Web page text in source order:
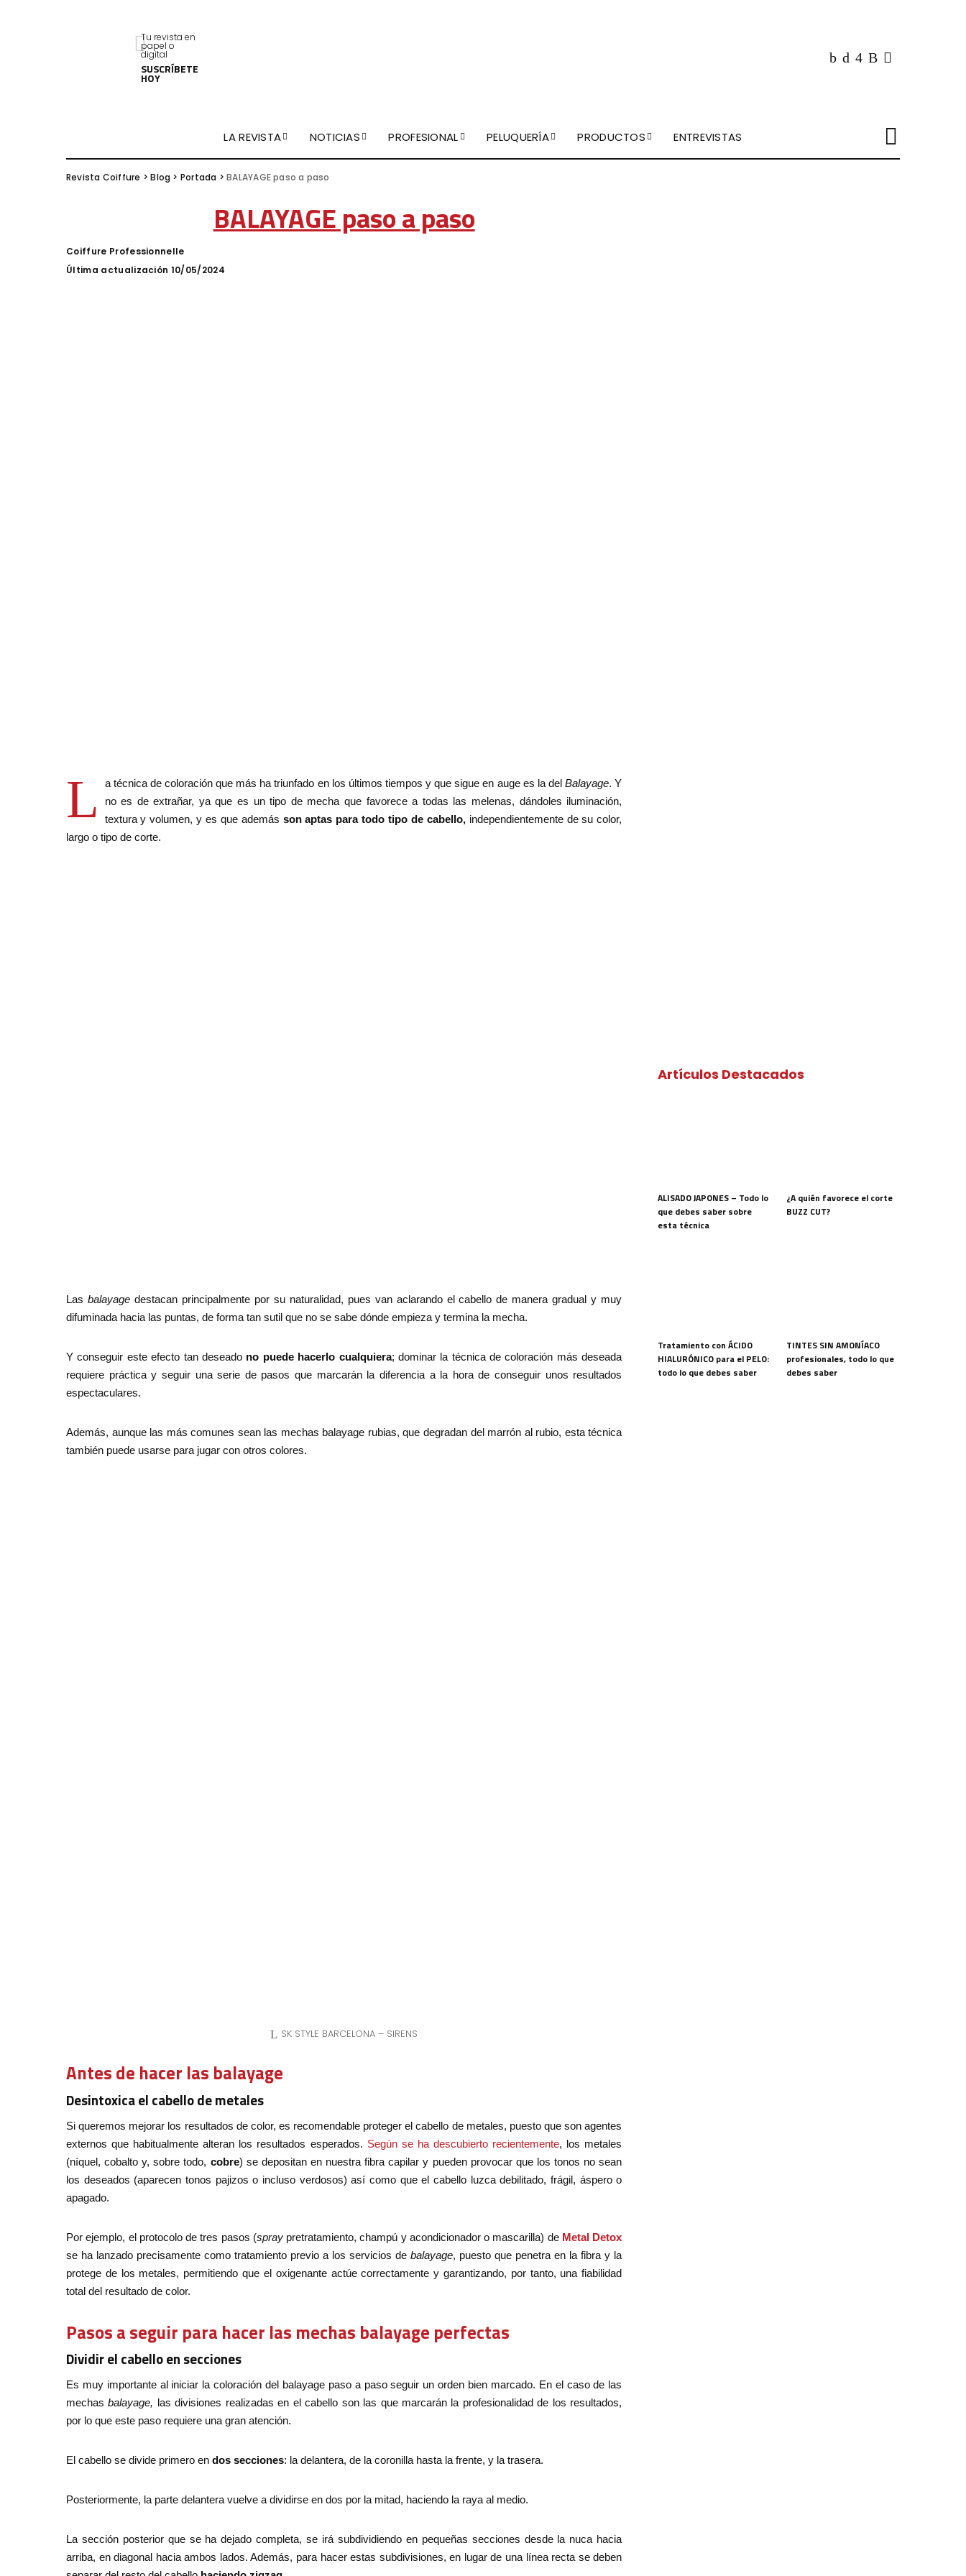
Tu revista en
papel o
digital
SUSCRÍBETE
HOY
LA REVISTA NOTICIAS PROFESIONAL PELUQUERÍA PRODUCTOS ENTREVISTAS
Revista Coiffure >Blog > Portada >BALAYAGE paso a paso
BALAYAGE paso a paso
Posted
by
Coiffure Professionnelle
Última actualización 10/05/2024
L a técnica de coloración que más ha triunfado en los últimos tiempos y que sigue en auge es la delBalayage. Y
no es de extrañar, ya que es un tipo de mecha que favorece a todas las melenas, dándoles iluminación,
textura y volumen, y es que además son aptas para todo tipo de cabello,independientemente de su color,
largo o tipo de corte.
Las balayage destacan principalmente por su naturalidad, pues van aclarando el cabello de manera gradual y muy
difuminada hacia las puntas, de forma tan sutil que no se sabe dónde empieza y termina la mecha.
Y conseguir este efecto tan deseadono puede hacerlo cualquiera; dominar la técnica de coloración más deseada
requiere práctica y seguir una serie de pasos que marcarán la diferencia a la hora de conseguir unos resultados
espectaculares.
Además, aunque las más comunes sean las mechas balayage rubias, que degradan del marrón al rubio, esta técnica
también puede usarse para jugar con otros colores.
SK STYLE BARCELONA – SIRENS
Antes de hacer las balayage
Desintoxica el cabello de metales
Si queremos mejorar los resultados de color, es recomendable proteger el cabello de metales, puesto que son agentes
externos que habitualmente alteran los resultados esperados. Según se ha descubierto recientemente, los metales
(níquel, cobalto y, sobre todo, cobre) se depositan en nuestra fibra capilar y pueden provocar que los tonos no sean
los deseados (aparecen tonos pajizos o incluso verdosos) así como que el cabello luzca debilitado, frágil, áspero o
apagado.
Por ejemplo, el protocolo de tres pasos (spraypretratamiento, champú y acondicionador o mascarilla) de Metal Detox
se ha lanzado precisamente como tratamiento previo a los servicios debalayage, puesto que penetra en la fibra y la
protege de los metales, permitiendo que el oxigenante actúe correctamente y garantizando, por tanto, una fiabilidad
total del resultado de color.
Pasos a seguir para hacer las mechas balayage perfectas
Dividir el cabello en secciones
Es muy importante al iniciar la coloración del balayage paso a paso seguir un orden bien marcado. En el caso de las
mechasbalayage, las divisiones realizadas en el cabello son las que marcarán la profesionalidad de los resultados,
por lo que este paso requiere una gran atención.
El cabello se divide primero en dos secciones: la delantera, de la coronilla hasta la frente, y la trasera.
Posteriormente, la parte delantera vuelve a dividirse en dos por la mitad, haciendo la raya al medio.
La sección posterior que se ha dejado completa, se irá subdividiendo en pequeñas secciones desde la nuca hacia
arriba, en diagonal hacia ambos lados. Además, para hacer estas subdivisiones, en lugar de una línea recta se deben
Artículos Destacados
ALISADO JAPONES – Todo lo
que debes saber sobre
esta técnica
¿A quién favorece el corte
BUZZ CUT?
Tratamiento con ÁCIDO
HIALURÓNICO para el PELO:
todo lo que debes saber
TINTES SIN AMONÍACO
profesionales, todo lo que
debes saber